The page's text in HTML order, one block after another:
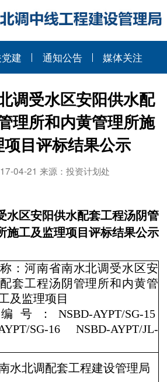
建 通知公告 媒体关注
调受水区安阳供水配
理所和内黄管理所施
目评标结果公示
04-21 来源：投资计划处
水区安阳供水配套工程汤阴管
施工及监理项目评标结果公示
：河南省南水北调受水区安
套工程汤阴管理所和内黄管
及监理项目
号：NSBD-AYPT/SG-15
SG-16
NSBD-AYPT/JL-
水北调配套工程建设管理局